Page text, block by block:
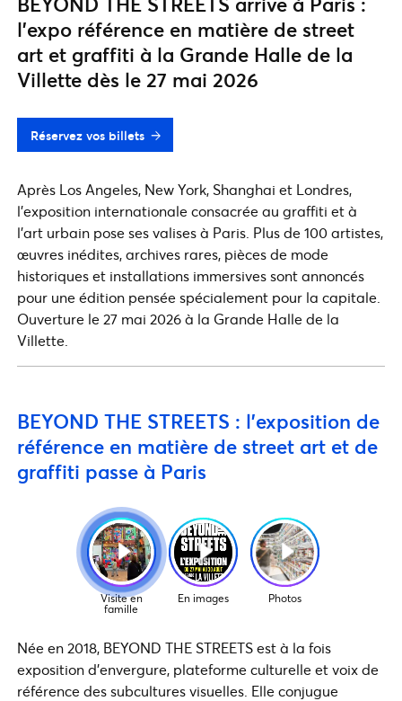
l’expo référence en matière de street
art et graffiti à la Grande Halle de la
Villette dès le 27 mai 2026
Réservez vos billets
Après Los Angeles, New York, Shanghai et Londres,
l’exposition internationale consacrée au graffiti et à
l’art urbain pose ses valises à Paris. Plus de 100 artistes,
œuvres inédites, archives rares, pièces de mode
historiques et installations immersives sont annoncés
pour une édition pensée spécialement pour la capitale.
Ouverture le 27 mai 2026 à la Grande Halle de la
Villette.
BEYOND THE STREETS : l’exposition de
référence en matière de street art et de
graffiti passe à Paris
Née en 2018, BEYOND THE STREETS est à la fois
exposition d’envergure, plateforme culturelle et voix de
référence des subcultures visuelles. Elle conjugue